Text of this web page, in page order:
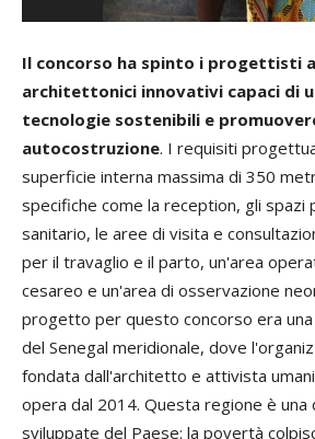
Il concorso ha spinto i progettisti
architettonici innovativi capaci di
tecnologie sostenibili e
autocostruzione. I requisiti
superficie interna massima di 350
specifiche come la reception, gli spazi
sanitario, le aree di visita e
per il travaglio e il parto, un'area
cesareo e un'area di osservazione
progetto per questo concorso era una
del Senegal meridionale, dove
fondata dall'architetto e attivista
opera dal 2014. Questa regione è una
sviluppate del Paese: la povertà